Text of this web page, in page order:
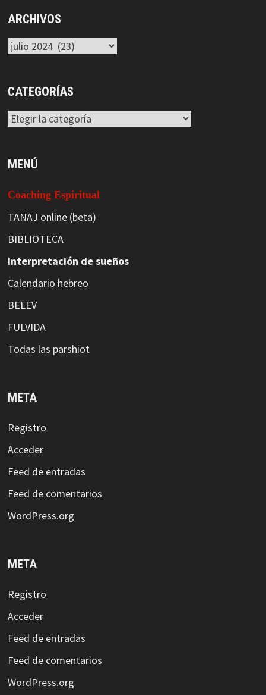
ARCHIVOS
Archivos
CATEGORÍAS
Categorías
MENÚ
Coaching Espiritual
TANAJ online (beta)
BIBLIOTECA
Interpretación de sueños
Calendario hebreo
BELEV
FULVIDA
Todas las parshiot
META
Registro
Acceder
Feed de entradas
Feed de comentarios
WordPress.org
META
Registro
Acceder
Feed de entradas
Feed de comentarios
WordPress.org